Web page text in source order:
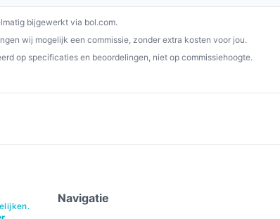
bijgewerkt via bol.com.
wij mogelijk een commissie, zonder extra kosten voor jou.
op specificaties en beoordelingen, niet op commissiehoogte.
Navigatie